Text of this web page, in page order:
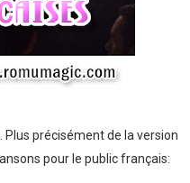
. Plus précisément de la version
pour le public français: